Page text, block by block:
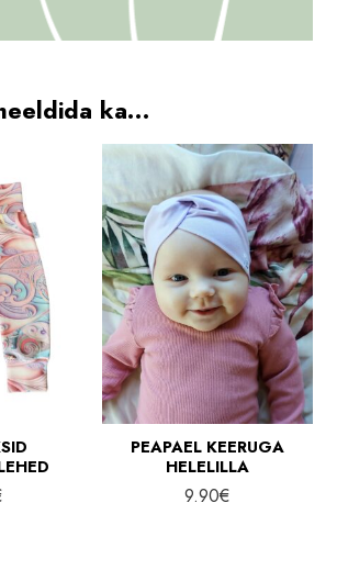
ka…
PEAPAEL KEERUGA
HELELILLA
9.90€